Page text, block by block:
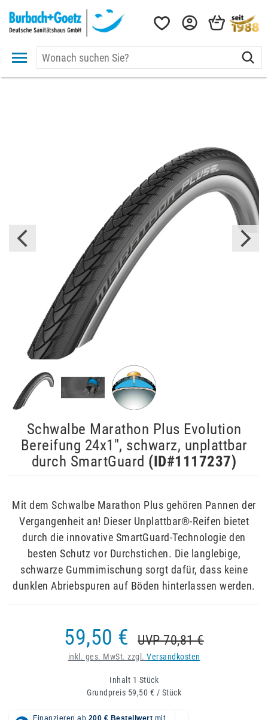
Schwalbe Marathon Plus Evolution
Bereifung 24x1", schwarz, unplattbar
durch SmartGuard (ID#1117237)
Mit dem Schwalbe Marathon Plus gehören Pannen der
Vergangenheit an! Dieser Unplattbar®-Reifen bietet
durch die innovative SmartGuard-Technologie den
besten Schutz vor Durchstichen. Die langlebige,
schwarze Gummimischung sorgt dafür, dass keine
dunklen Abriebspuren auf Böden hinterlassen werden.
59,50 € UVP 70,81 €
inkl. ges. MwSt. zzgl. Versandkosten
Inhalt 1 Stück
Grundpreis 59,50 € / Stück